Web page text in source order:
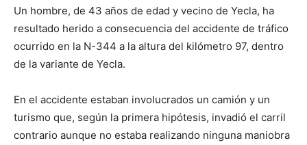
Un hombre, de 43 años de edad y vecino de Yecla, ha
resultado herido a consecuencia del accidente de tráfico
ocurrido en la N-344 a la altura del kilómetro 97, dentro
de la variante de Yecla.
En el accidente estaban involucrados un camión y un
turismo que, según la primera hipótesis, invadió el carril
contrario aunque no estaba realizando ninguna maniobra